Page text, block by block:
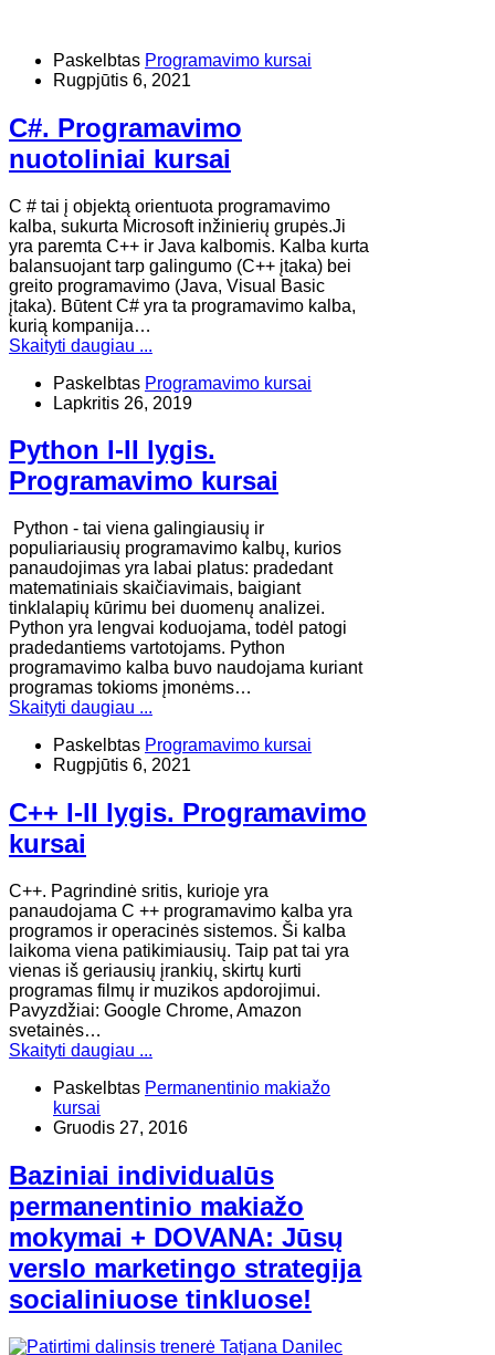
Paskelbtas Programavimo kursai
Rugpjūtis 6, 2021
C#. Programavimo
nuotoliniai kursai
​C # tai į objektą orientuota programavimo
kalba, sukurta Microsoft inžinierių grupės.Ji
yra paremta C++ ir Java kalbomis. Kalba kurta
balansuojant tarp galingumo (C++ įtaka) bei
greito programavimo (Java, Visual Basic
įtaka). Būtent C# yra ta programavimo kalba,
kurią kompanija…
Skaityti daugiau ...
Paskelbtas Programavimo kursai
Lapkritis 26, 2019
Python I-II lygis.
Programavimo kursai
Python - tai viena galingiausių ir
populiariausių programavimo kalbų, kurios
panaudojimas yra labai platus: pradedant
matematiniais skaičiavimais, baigiant
tinklalapių kūrimu bei duomenų analizei.
Python yra lengvai koduojama, todėl patogi
pradedantiems vartotojams. Python
programavimo kalba buvo naudojama kuriant
programas tokioms įmonėms…
Skaityti daugiau ...
Paskelbtas Programavimo kursai
Rugpjūtis 6, 2021
C++ I-II lygis. Programavimo
kursai
C++. Pagrindinė sritis, kurioje yra
panaudojama C ++ programavimo kalba yra
programos ir operacinės sistemos. Ši kalba
laikoma viena patikimiausių. Taip pat tai yra
vienas iš geriausių įrankių, skirtų kurti
programas filmų ir muzikos apdorojimui.
Pavyzdžiai: Google Chrome, Amazon
svetainės…
Skaityti daugiau ...
Paskelbtas Permanentinio makiažo
kursai
Gruodis 27, 2016
Baziniai individualūs
permanentinio makiažo
mokymai + DOVANA: Jūsų
verslo marketingo strategija
socialiniuose tinkluose!